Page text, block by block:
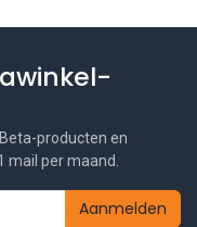
producten en
mail per maand.
Aanmelden